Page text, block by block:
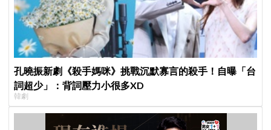
孔曉振新劇《殺手媽咪》挑戰沉默寡言的殺手！自曝「台
詞超少」：背詞壓力小很多XD
韓劇